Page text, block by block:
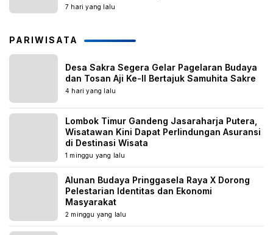
7 hari yang lalu
PARIWISATA
Desa Sakra Segera Gelar Pagelaran Budaya
dan Tosan Aji Ke-II Bertajuk Samuhita Sakre
4 hari yang lalu
Lombok Timur Gandeng Jasaraharja Putera,
Wisatawan Kini Dapat Perlindungan Asuransi
di Destinasi Wisata
1 minggu yang lalu
Alunan Budaya Pringgasela Raya X Dorong
Pelestarian Identitas dan Ekonomi
Masyarakat
2 minggu yang lalu